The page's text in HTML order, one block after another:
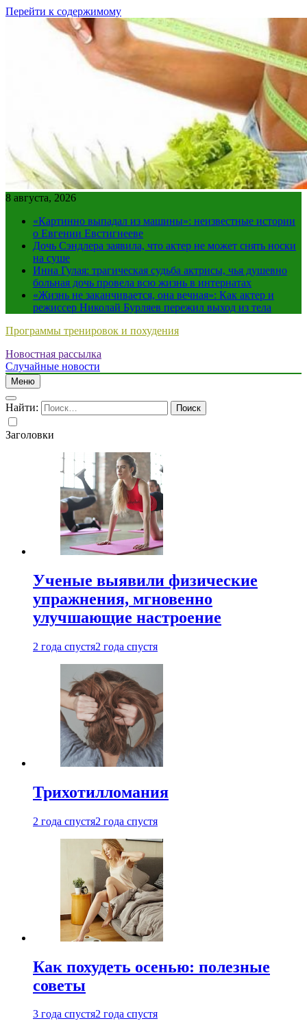
Перейти к содержимому
8 августа, 2026
«Картинно выпадал из машины»: неизвестные истории
о Евгении Евстигнееве
Дочь Сэндлера заявила, что актер не может снять носки
на суше
Инна Гулая: трагическая судьба актрисы, чья душевно
больная дочь провела всю жизнь в интернатах
«Жизнь не заканчивается, она вечная»: Как актер и
режиссер Николай Бурляев пережил выход из тела
Программы тренировок и похудения
Новостная рассылка
Случайные новости
Меню
Найти:
Заголовки
Ученые выявили физические
упражнения, мгновенно
улучшающие настроение
2 года спустя2 года спустя
Трихотилломания
2 года спустя2 года спустя
Как похудеть осенью: полезные
советы
3 года спустя2 года спустя